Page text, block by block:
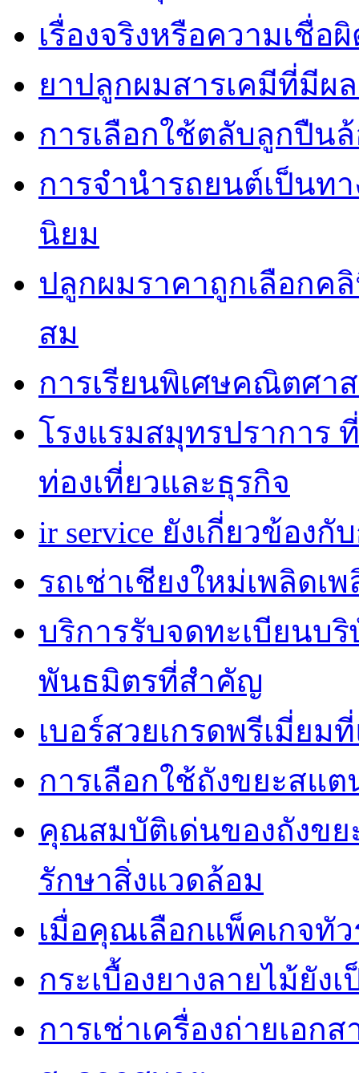
เรื่องจริงหรือความเชื่อ
ยาปลูกผมสารเคมีที่มีผ
การเลือกใช้ตลับลูกปืน
การจำนำรถยนต์เป็นท
นิยม
ปลูกผมราคาถูกเลือกค
สม
การเรียนพิเศษคณิตศ
โรงแรมสมุทรปราการ
ท่องเที่ยวและธุรกิจ
ir service ยังเกี่ยวข้อง
รถเช่าเชียงใหม่เพลิดเ
บริการรับจดทะเบียนบ
พันธมิตรที่สำคัญ
เบอร์สวยเกรดพรีเมี่ยม
การเลือกใช้ถังขยะสแต
คุณสมบัติเด่นของถังขย
รักษาสิ่งแวดล้อม
เมื่อคุณเลือกแพ็คเกจทัว
กระเบื้องยางลายไม้ยัง
การเช่าเครื่องถ่ายเอก